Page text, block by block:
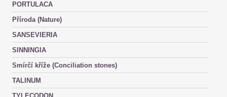
PORTULACA
Příroda (Nature)
SANSEVIERIA
SINNINGIA
Smírčí kříže (Conciliation stones)
TALINUM